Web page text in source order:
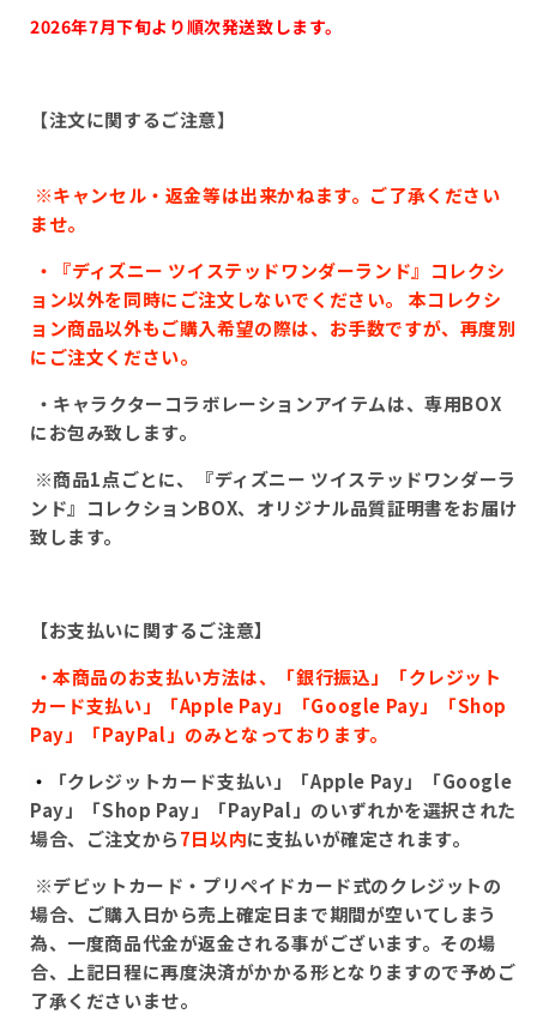
2026年7月下旬より順次発送致します。
【注文に関するご注意】
※キャンセル・返金等は出来かねます。ご了承ください
ませ。
・『ディズニー ツイステッドワンダーランド』コレクシ
ョン以外を同時にご注文しないでください。 本コレクシ
ョン商品以外もご購入希望の際は、お手数ですが、再度別
にご注文ください。
・キャラクターコラボレーションアイテムは、専用BOX
にお包み致します。
※商品1点ごとに、『ディズニー ツイステッドワンダーラ
ンド』コレクションBOX、 オリジナル品質証明書をお届け
致します。
【お支払いに関するご注意】
・本商品のお支払い方法は、「銀行振込」「クレジット
カード支払い」「Apple Pay」「Google Pay」「Shop
Pay 」「PayPal 」のみとなっております。
・
「クレジットカード支払い」「Apple Pay」「Google
Pay 」「Shop Pay 」「PayPal 」のいずれかを選択された
場合、ご注文から7日以内に支払いが確定されます。
※デビットカード・プリペイドカード式のクレジットの
場合、ご購入日から売上確定日まで期間が空いてしまう
為、一度商品代金が返金される事がございます。その場
合、上記日程に再度決済がかかる形となりますので予めご
了承くださいませ。